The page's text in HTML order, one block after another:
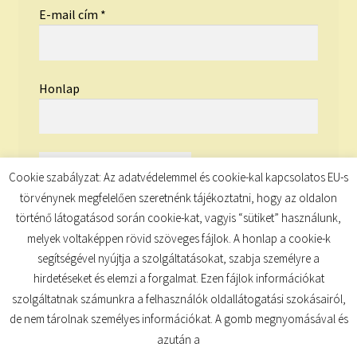
E-mail cím *
Honlap
© TUDATKULCS 2026
Cookie szabályzat: Az adatvédelemmel és cookie-kal kapcsolatos EU-s
törvénynek megfelelően szeretnénk tájékoztatni, hogy az oldalon
történő látogatásod során cookie-kat, vagyis “sütiket” használunk,
melyek voltaképpen rövid szöveges fájlok. A honlap a cookie-k
segítségével nyújtja a szolgáltatásokat, szabja személyre a
hirdetéseket és elemzi a forgalmat. Ezen fájlok információkat
szolgáltatnak számunkra a felhasználók oldallátogatási szokásairól,
de nem tárolnak személyes információkat. A gomb megnyomásával és
azután a